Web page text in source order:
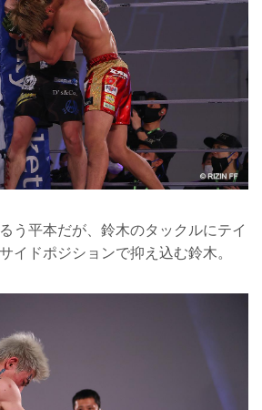
う平本だが、鈴木のタックルにテイ
イドポジションで抑え込む鈴木。